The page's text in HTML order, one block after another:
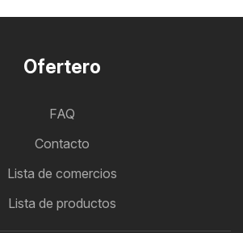
Ofertero
FAQ
Contacto
Lista de comercios
Lista de productos